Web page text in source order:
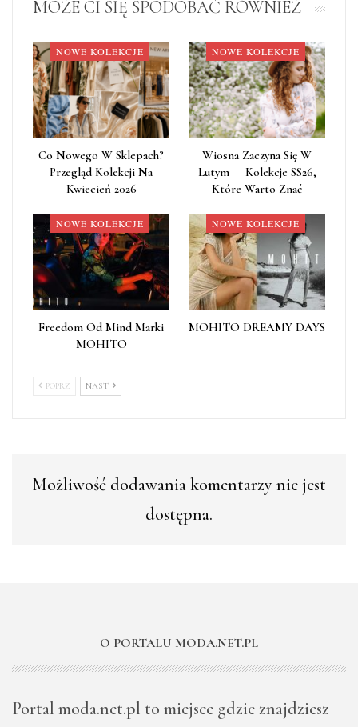
MOŻE CI SIĘ SPODOBAĆ RÓWNIEŻ
NOWE KOLEKCJE
Co Nowego W Sklepach?
Przegląd Kolekcji Na
Kwiecień 2026
NOWE KOLEKCJE
Wiosna Zaczyna Się W
Lutym — Kolekcje SS26,
Które Warto Znać
NOWE KOLEKCJE
Freedom Od Mind Marki
MOHITO
NOWE KOLEKCJE
MOHITO DREAMY DAYS
POPRZ NAST
Możliwość dodawania komentarzy nie jest
dostępna.
O PORTALU MODA.NET.PL
Portal moda.net.pl to miejsce gdzie znajdziesz